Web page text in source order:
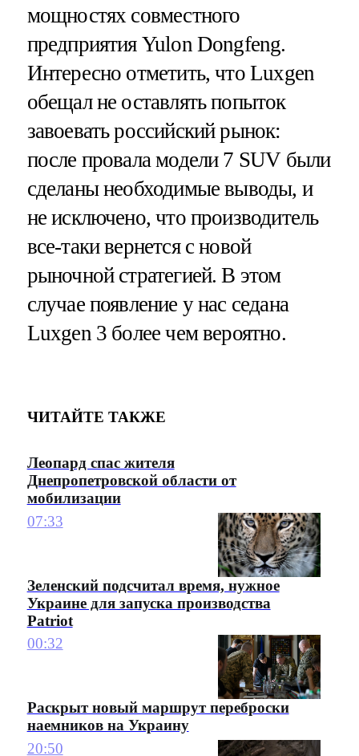
мощностях совместного
предприятия Yulon Dongfeng.
Интересно отметить, что Luxgen
обещал не оставлять попыток
завоевать российский рынок:
после провала модели 7 SUV были
сделаны необходимые выводы, и
не исключено, что производитель
все-таки вернется с новой
рыночной стратегией. В этом
случае появление у нас седана
Luxgen 3 более чем вероятно.
ЧИТАЙТЕ ТАКЖЕ
Леопард спас жителя
Днепропетровской области от
мобилизации
07:33
Зеленский подсчитал время, нужное
Украине для запуска производства
Patriot
00:32
Раскрыт новый маршрут переброски
наемников на Украину
20:50